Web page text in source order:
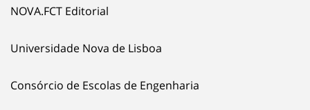
NOVA.FCT Editorial
Universidade Nova de Lisboa
Consórcio de Escolas de Engenharia